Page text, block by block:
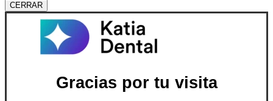
CERRAR
Gracias por tu visita